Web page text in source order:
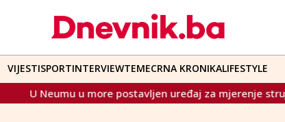
VIJESTISPORTINTERVIEWTEMECRNA KRONIKALIFESTYLE
uređaj za mjerenje strujanja mora i morskih valova